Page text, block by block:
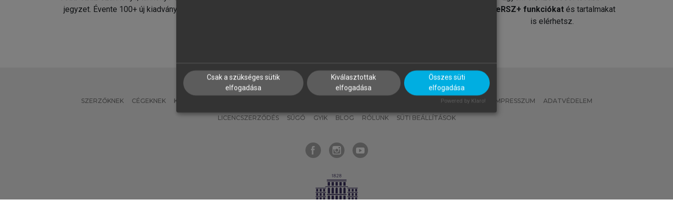
jegyzet. Évente 100+ új kiadvány.
MeRSZ+ funkciókat és tartalmakat
is elérhetsz.
SZERZŐKNEK CÉGEKNEK KÖNYVTÁROSOKNAK MI – ÁLTALÁNOS IRÁNYELVEK IMPRESSZUM ADATVÉDELEM
LICENCSZERZŐDÉS SÚGÓ GYIK BLOG RÓLUNK SÜTI BEÁLLÍTÁSOK
Csak a szükséges sütik
elfogadása
Kiválasztottak
elfogadása
Összes süti
elfogadása
Powered by Klaro!